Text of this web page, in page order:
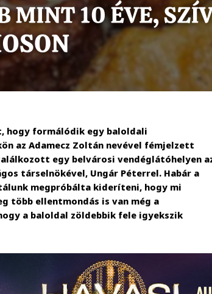
hogy formálódik egy baloldali
az Adamecz Zoltán nevével fémjelzett
egy belvárosi vendéglátóhelyen
társelnökével, Ungár Péterrel. Habár a
megpróbálta kideríteni, hogy mi
több ellentmondás is van még a
a baloldal zöldebbik fele igyekszik